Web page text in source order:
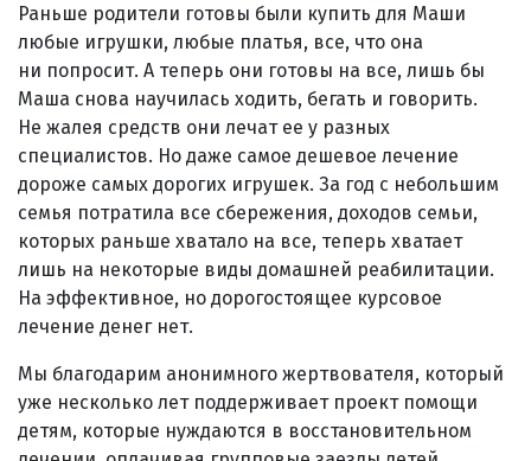
Раньше родители готовы были купить для Маши
любые игрушки, любые платья, все, что она
ни попросит. А теперь они готовы на все, лишь бы
Маша снова научилась ходить, бегать и говорить.
Не жалея средств они лечат ее у разных
специалистов. Но даже самое дешевое лечение
дороже самых дорогих игрушек. За год с небольшим
семья потратила все сбережения, доходов семьи,
которых раньше хватало на все, теперь хватает
лишь на некоторые виды домашней реабилитации.
На эффективное, но дорогостоящее курсовое
лечение денег нет.
Мы благодарим анонимного жертвователя, который
уже несколько лет поддерживает проект помощи
детям, которые нуждаются в восстановительном